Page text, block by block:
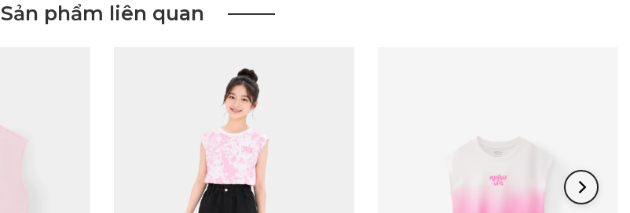
Sản phẩm liên quan